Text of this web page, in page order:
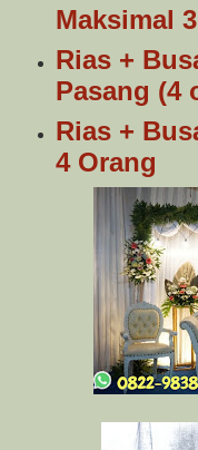
Maksimal
Rias +
Pasang (4
Rias +
4 Orang